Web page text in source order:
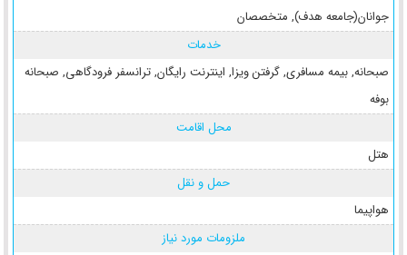
جوانان(جامعه هدف), متخصصان
خدمات
صبحانه, بیمه مسافری, گرفتن ویزا, اینترنت رایگان, ترانسفر فرودگاهی, صبحانه
بوفه
محل اقامت
هتل
حمل و نقل
هواپیما
ملزومات مورد نیاز